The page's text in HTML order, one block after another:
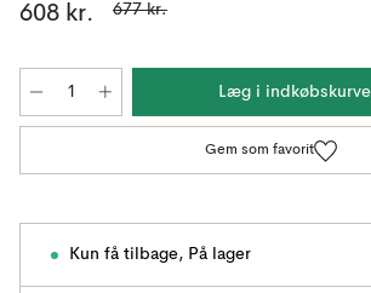
608 kr. 677 kr.
Læg i
Gem som favorit
Kun få tilbage, På lager